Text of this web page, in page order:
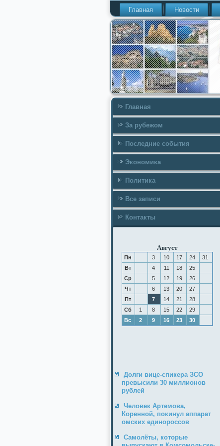
Главная Новости
Главная
За рубежом
Последние события
Экономика
Политика
Все записи
Контакты
Август
Пн 3 10 17 24
31
Вт
4 11 18
25
Ср
5 12 19
26
Чт
6 13 20
27
Пт
7 14 21
28
Сб
1 8 15 22
29
Вс
2 9 16 23 30
Долги вице-спикера ЗСО
превысили 30 миллионов
рублей
Человек Артемова,
Коренной, покинул аппарат
омских единороссов
Самолёты, которые